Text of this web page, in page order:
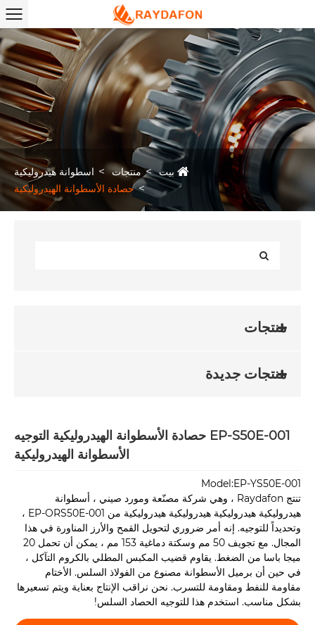
بيت منتجات
اسطوانة هيدروليكية
حصادة الأسطوانة الهيدروليكية
منتجات
منتجات جديدة
EP-S50E-001 حصادة الأسطوانة الهيدروليكية التوجيه
الأسطوانة الهيدروليكية
Model:EP-YS50E-001
تنتج Raydafon ، وهي شركة مصنّعة ومورد صيني ، أسطوانة
هيدروليكية هيدروليكية هيدروليكية هيدروليكية من EP-ORS50E-001 ،
وتحديداً للتوجيه. إنه أمر ضروري لتحويل القمح والأرز المناورة في هذا
المجال. مع تجويف 50 مم وسكتة دماغية 153 مم ، يمكن أن تحمل 20
ميجا باسا من الضغط. يقاوم قضيب المكبس المطلي بالكروم التآكل ،
في حين أن برميل الأسطوانة مصنوع من الفولاذ السلس. الأختام
مقاومة للنفط ومقاومة للتسرب. نحن نراقب الإنتاج بعناية ويتم تسعيرها
بشكل مناسب. استخدم هذا للتوجيه الحصاد السلس!